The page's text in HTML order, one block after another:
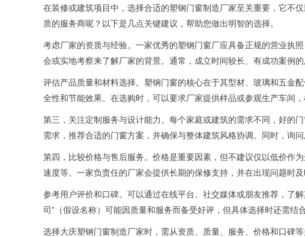
在装修或建筑项目中，选择合适的塑钢门窗制造厂家至关重要，它不
质的服务商呢？以下是几点关键建议，帮助您做出明智的选择。
考虑厂家的资质与经验。一家优秀的塑钢门窗厂应具备正规的营业执
会或实地考察来了解厂家的背景。通常，成立时间较长、有成功案例
评估产品质量和材料选择。塑钢门窗的核心在于其型材、玻璃和五金
全性和节能效果。在选购时，可以要求厂家提供样品或参观生产车间
第三，关注定制服务与设计能力。每个家庭或建筑的需求不同，好的
需求，推荐合适的门窗方案，并确保与整体建筑风格协调。同时，询
第四，比较价格与售后服务。价格是重要因素，但不建议仅以低价作
速度等。一家负责任的厂家会提供长期的保修支持，并在出现问题时及
参考用户评价和口碑。可以通过在线平台、社交媒体或朋友推荐，了
司”（假设名称）可能因质量和服务而备受好评，但具体选择时还需结
选择大庆塑钢门窗制造厂家时，需从资质、质量、服务、价格和口碑